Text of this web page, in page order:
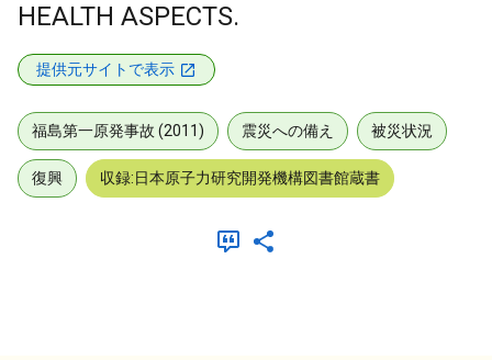
HEALTH ASPECTS.
提供元サイトで表示
福島第一原発事故 (2011) 震災への備え 被災状況
復興 収録:日本原子力研究開発機構図書館蔵書